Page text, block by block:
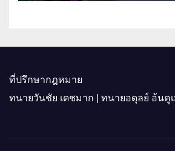
ที่ปรึกษากฎหมาย
ทนายวันชัย เดชมาก | ทนายอดุลย์ อ้นคู